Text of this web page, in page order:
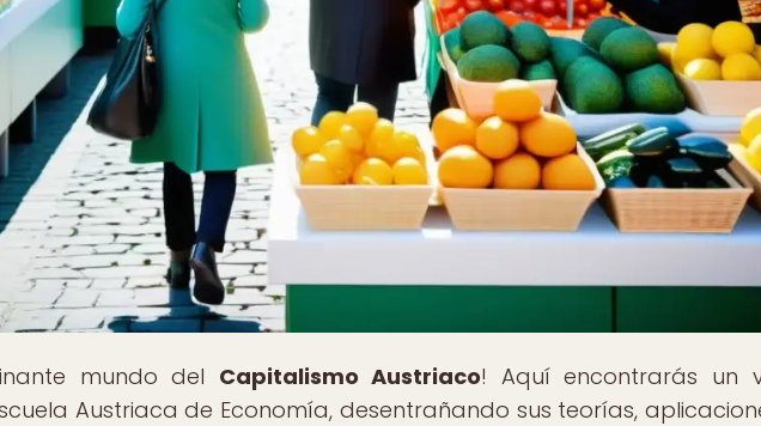
mundo del Capitalismo Austriaco! Aquí encontrarás un
Austriaca de Economía, desentrañando sus teorías,